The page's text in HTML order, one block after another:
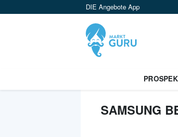
DIE Angebote App
SAMSUNG